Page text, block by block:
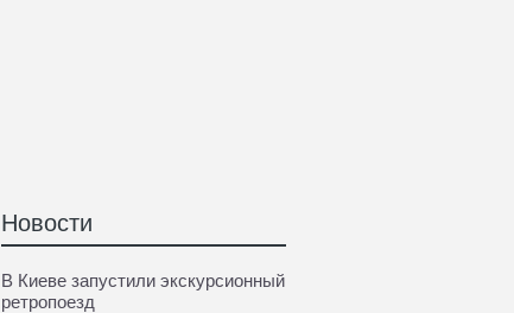
Новости
В Киеве запустили экскурсионный
ретропоезд